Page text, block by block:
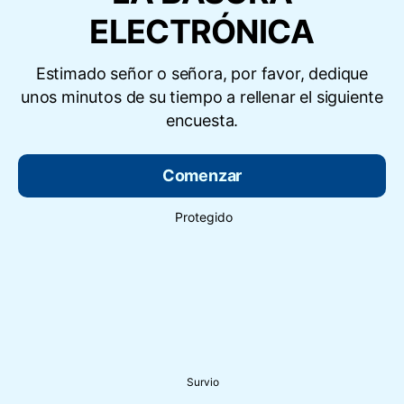
ELECTRÓNICA
Estimado señor o señora, por favor, dedique
unos minutos de su tiempo a rellenar el siguiente
encuesta.
Comenzar
Protegido
Survio